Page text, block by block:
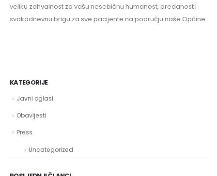
veliku zahvalnost za vašu nesebičnu humanost, predanost i
svakodnevnu brigu za sve pacijente na području naše Općine.
KATEGORIJE
Javni oglasi
Obavijesti
Press
Uncategorized